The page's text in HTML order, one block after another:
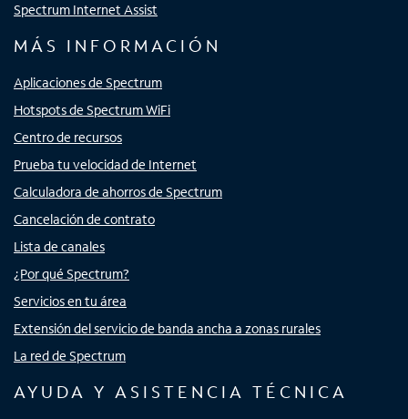
Spectrum Internet Assist
MÁS INFORMACIÓN
Aplicaciones de Spectrum
Hotspots de Spectrum WiFi
Centro de recursos
Prueba tu velocidad de Internet
Calculadora de ahorros de Spectrum
Cancelación de contrato
Lista de canales
¿Por qué Spectrum?
Servicios en tu área
Extensión del servicio de banda ancha a zonas rurales
La red de Spectrum
AYUDA Y ASISTENCIA TÉCNICA